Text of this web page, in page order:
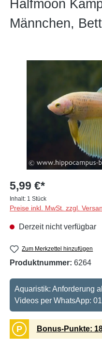
Halfmoon
Männchen,
5,99 €*
Inhalt: 1 Stück
Preise inkl. MwSt. zzgl.
Derzeit nicht verfügbar
Zum Merkzettel hinzufügen
Produktnummer: 6264
Aquaristik: Anforderung
Videos per WhatsApp:
P Bonus-Punkte: